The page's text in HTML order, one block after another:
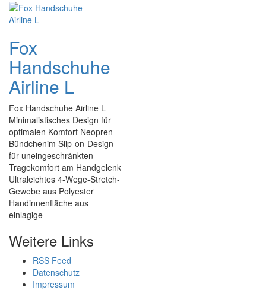
Fox
Handschuhe
Airline L
Fox Handschuhe Airline L
Minimalistisches Design für
optimalen Komfort Neopren-
Bündchenim Slip-on-Design
für uneingeschränkten
Tragekomfort am Handgelenk
Ultraleichtes 4-Wege-Stretch-
Gewebe aus Polyester
Handinnenfläche aus
einlagige
Weitere Links
RSS Feed
Datenschutz
Impressum